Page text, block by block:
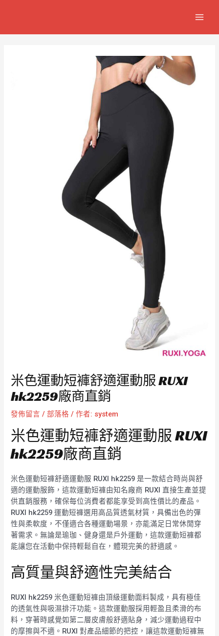
米色運動短褲舒適運動服 RUXI
hk2259廠商直銷
發佈留言 /部落格 / 作者: system
米色運動短褲舒適運動服 RUXI
hk2259廠商直銷
米色運動短褲舒適運動服 RUXI hk2259 是一款結合時尚與舒
適的運動服飾，這款運動短褲由知名廠商 RUXI 直接生產並提
供直銷服務，確保每位消費者都能享受到高性價比的產品。
RUXI hk2259 運動短褲選用高品質透氣材質，具備出色的彈
性與柔軟度，不僅適合各種運動場景，亦能滿足日常休閒穿
著需求。無論是瑜珈、健身還是戶外運動，這款運動短褲都
能讓您在活動中保持輕鬆自在，體現完美的舒適感。
高質量與舒適性完美結合
RUXI hk2259 米色運動短褲由頂級運動面料製成，具有極佳
的透氣性與吸濕排汗功能。這款運動服採用輕盈且柔滑的布
料，穿著時感覺如第二層皮膚般舒適貼身，減少運動過程中
的摩擦與不適。RUXI 對產品細節的把控，讓這款運動短褲無